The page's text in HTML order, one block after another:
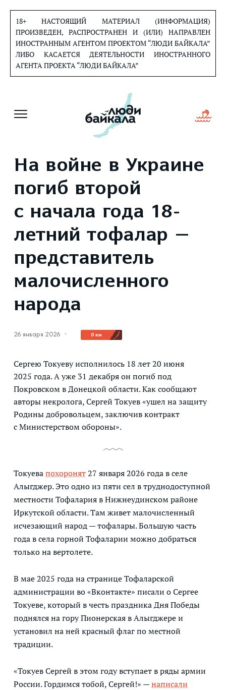
содержанию
18+ НАСТОЯЩИЙ МАТЕРИАЛ (ИНФОРМАЦИЯ)
ПРОИЗВЕДЕН, РАСПРОСТРАНЕН И (ИЛИ) НАПРАВЛЕН
ИНОСТРАННЫМ АГЕНТОМ ПРОЕКТОМ “ЛЮДИ БАЙКАЛА”
ЛИБО КАСАЕТСЯ ДЕЯТЕЛЬНОСТИ ИНОСТРАННОГО
АГЕНТА ПРОЕКТА “ЛЮДИ БАЙКАЛА”
На войне в Украине
погиб второй
с начала года 18-
летний тофалар —
представитель
малочисленного
народа
26 января 2026 · 0 км
Сергею Токуеву исполнилось 18 лет 20 июня
2025 года. А уже 31 декабря он погиб под
Покровском в Донецкой области. Как сообщают
авторы некролога, Сергей Токуев «ушел на защиту
Родины добровольцем, заключив контракт
с Министерством обороны».
Токуевапохоронят27 января 2026 года в селе
Алыгджер. Это одно из пяти сел в труднодоступной
местности Тофалария в Нижнеудинском районе
Иркутской области. Там живет малочисленный
исчезающий народ — тофалары. Большую часть
года в села горной Тофаларии можно добраться
только на вертолете.
В мае 2025 года на странице Тофаларской
администрации во «Вконтакте» писали о Сергее
Токуеве, который в честь праздника Дня Победы
поднялся на гору Пионерская в Алыгджере и
установил на ней красный флаг по местной
традиции.
«Токуев Сергей в этом году вступает в ряды армии
России. Гордимся тобой, Сергей!» —написали